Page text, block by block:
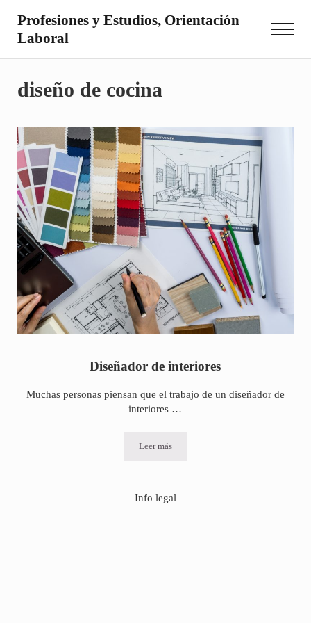
Profesiones y Estudios, Orientación
Laboral
Menu
diseño de cocina
Diseñador de interiores
Muchas personas piensan que el trabajo de un diseñador de
interiores …
Leer másDiseñador de interiores
Info legal